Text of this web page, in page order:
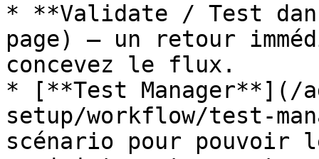
* **Validate / Test
page) — un retour
concevez le flux.
* [**Test Manager**](/
setup/workflow/test-
scénario pour pouvoir